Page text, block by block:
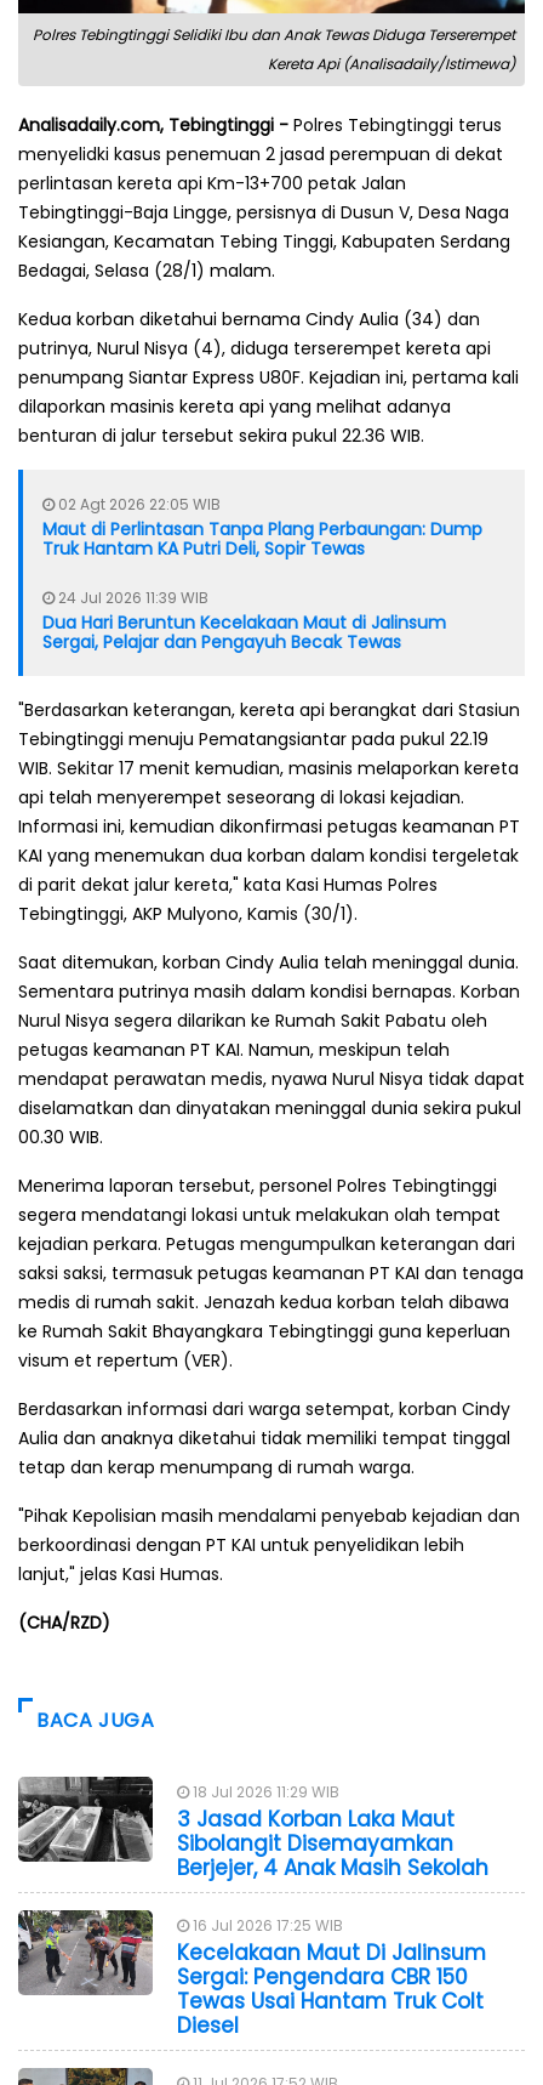
Polres Tebingtinggi Selidiki Ibu dan Anak Tewas Diduga Terserempet
Kereta Api (Analisadaily/Istimewa)
Analisadaily.com, Tebingtinggi - Polres Tebingtinggi terus
menyelidki kasus penemuan 2 jasad perempuan di dekat
perlintasan kereta api Km-13+700 petak Jalan
Tebingtinggi-Baja Lingge, persisnya di Dusun V, Desa Naga
Kesiangan, Kecamatan Tebing Tinggi, Kabupaten Serdang
Bedagai, Selasa (28/1) malam.
Kedua korban diketahui bernama Cindy Aulia (34) dan
putrinya, Nurul Nisya (4), diduga terserempet kereta api
penumpang Siantar Express U80F. Kejadian ini, pertama kali
dilaporkan masinis kereta api yang melihat adanya
benturan di jalur tersebut sekira pukul 22.36 WIB.
02 Agt 2026 22:05 WIB
Maut di Perlintasan Tanpa Plang Perbaungan: Dump
Truk Hantam KA Putri Deli, Sopir Tewas
24 Jul 2026 11:39 WIB
Dua Hari Beruntun Kecelakaan Maut di Jalinsum
Sergai, Pelajar dan Pengayuh Becak Tewas
"Berdasarkan keterangan, kereta api berangkat dari Stasiun
Tebingtinggi menuju Pematangsiantar pada pukul 22.19
WIB. Sekitar 17 menit kemudian, masinis melaporkan kereta
api telah menyerempet seseorang di lokasi kejadian.
Informasi ini, kemudian dikonfirmasi petugas keamanan PT
KAI yang menemukan dua korban dalam kondisi tergeletak
di parit dekat jalur kereta," kata Kasi Humas Polres
Tebingtinggi, AKP Mulyono, Kamis (30/1).
Saat ditemukan, korban Cindy Aulia telah meninggal dunia.
Sementara putrinya masih dalam kondisi bernapas. Korban
Nurul Nisya segera dilarikan ke Rumah Sakit Pabatu oleh
petugas keamanan PT KAI. Namun, meskipun telah
mendapat perawatan medis, nyawa Nurul Nisya tidak dapat
diselamatkan dan dinyatakan meninggal dunia sekira pukul
00.30 WIB.
Menerima laporan tersebut, personel Polres Tebingtinggi
segera mendatangi lokasi untuk melakukan olah tempat
kejadian perkara. Petugas mengumpulkan keterangan dari
saksi saksi, termasuk petugas keamanan PT KAI dan tenaga
medis di rumah sakit. Jenazah kedua korban telah dibawa
ke Rumah Sakit Bhayangkara Tebingtinggi guna keperluan
visum et repertum (VER).
Berdasarkan informasi dari warga setempat, korban Cindy
Aulia dan anaknya diketahui tidak memiliki tempat tinggal
tetap dan kerap menumpang di rumah warga.
"Pihak Kepolisian masih mendalami penyebab kejadian dan
berkoordinasi dengan PT KAI untuk penyelidikan lebih
lanjut," jelas Kasi Humas.
(CHA/RZD)
BACA JUGA
18 Jul 2026 11:29 WIB
3 Jasad Korban Laka Maut
Sibolangit Disemayamkan
Berjejer, 4 Anak Masih Sekolah
16 Jul 2026 17:25 WIB
Kecelakaan Maut Di Jalinsum
Sergai: Pengendara CBR 150
Tewas Usai Hantam Truk Colt
Diesel